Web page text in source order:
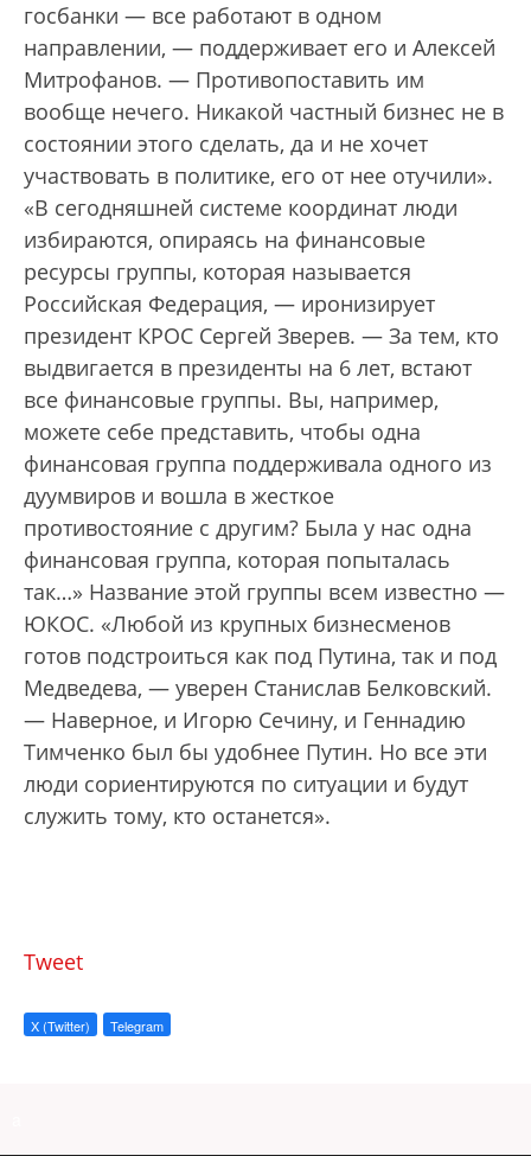
госбанки — все работают в одном
направлении, — поддерживает его и Алексей
Митрофанов. — Противопоставить им
вообще нечего. Никакой частный бизнес не в
состоянии этого сделать, да и не хочет
участвовать в политике, его от нее отучили».
«В сегодняшней системе координат люди
избираются, опираясь на финансовые
ресурсы группы, которая называется
Российская Федерация, — иронизирует
президент КРОС Сергей Зверев. — За тем, кто
выдвигается в президенты на 6 лет, встают
все финансовые группы. Вы, например,
можете себе представить, чтобы одна
финансовая группа поддерживала одного из
дуумвиров и вошла в жесткое
противостояние с другим? Была у нас одна
финансовая группа, которая попыталась
так…» Название этой группы всем известно —
ЮКОС. «Любой из крупных бизнесменов
готов подстроиться как под Путина, так и под
Медведева, — уверен Станислав Белковский.
— Наверное, и Игорю Сечину, и Геннадию
Тимченко был бы удобнее Путин. Но все эти
люди сориентируются по ситуации и будут
служить тому, кто останется».
Tweet
X (Twitter) Telegram